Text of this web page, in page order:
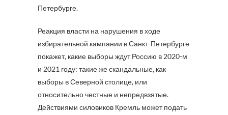
Петербурге.
Реакция власти на нарушения в ходе
избирательной кампании в Санкт-Петербурге
покажет, какие выборы ждут Россию в 2020-м
и 2021 году: такие же скандальные, как
выборы в Северной столице, или
относительно честные и непредвзятые.
Действиями силовиков Кремль может подать